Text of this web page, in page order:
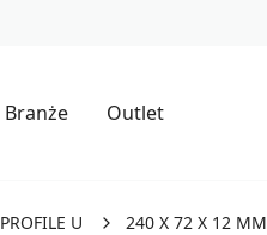
Branże Outlet
PROFILE U 240 X 72 X 12 MM